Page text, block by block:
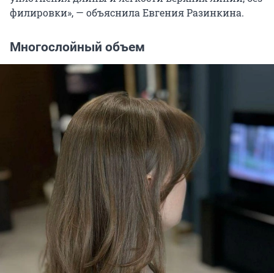
филировки», — объяснила Евгения Разинкина.
Многослойный объем